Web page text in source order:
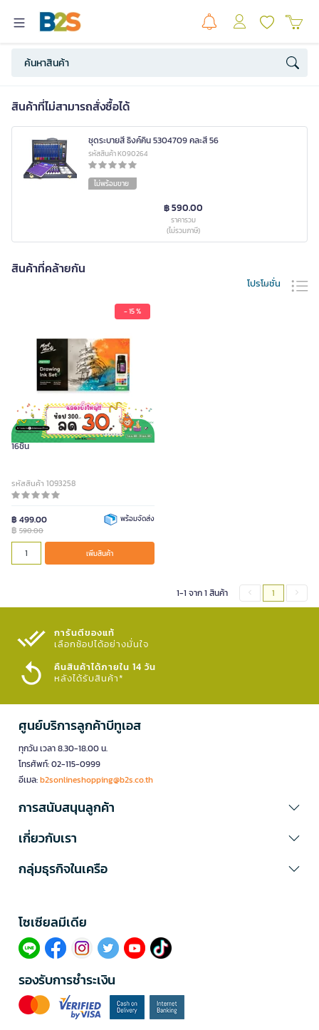
สินค้าที่ไม่สามารถสั่งซื้อได้
ชุดระบายสี ธิงค์คิน 5304709 คละสี 56
รหัสสินค้า K090264
ไม่พร้อมขาย
฿ 590.00
ราคารวม
(ไม่รวมภาษี)
สินค้าที่คล้ายกัน
โปรโมชั่น
- 15 %
ชุดหมึกวาดเขียน มอนมาร์ท PMNK0004
16ชิ้น
รหัสสินค้า 1093258
฿ 499.00
฿ 590.00
พร้อมจัดส่ง
เพิ่มสินค้า
1-1 จาก 1 สินค้า 1
การันตีของแท้
เลือกช้อปได้อย่างมั่นใจ​
คืนสินค้าได้ภายใน 14 วัน
หลังได้รับสินค้า*
ศูนย์บริการลูกค้าบีทูเอส
ทุกวัน เวลา 8.30-18.00 น.
โทรศัพท์: 02-115-0999
อีเมล:b2sonlineshopping@b2s.co.th
การสนับสนุนลูกค้า
เกี่ยวกับเรา
กลุ่มธุรกิจในเครือ
โซเซียลมีเดีย​
รองรับการชำระเงิน